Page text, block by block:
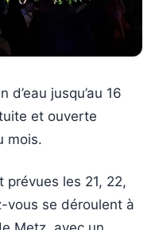
jusqu’au 16
et ouverte
mois.
prévues les 21, 22,
vous se déroulent à